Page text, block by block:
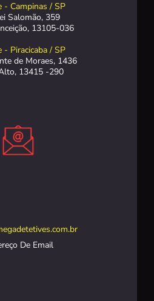
- Campinas / SP
Salomão, 359
13105-036
- Piracicaba / SP
de Moraes, 1436
13415 -290
De Email